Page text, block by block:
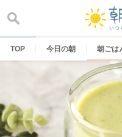
content
TOP 今日の朝 朝ごは